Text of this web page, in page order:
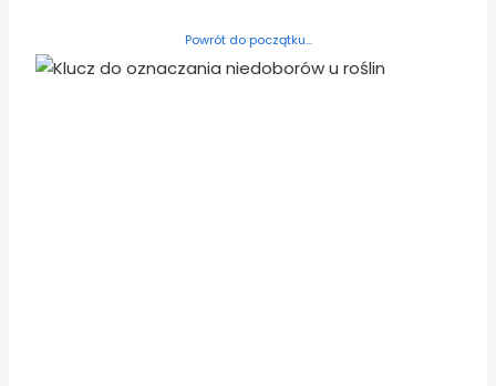
Powrót do początku...